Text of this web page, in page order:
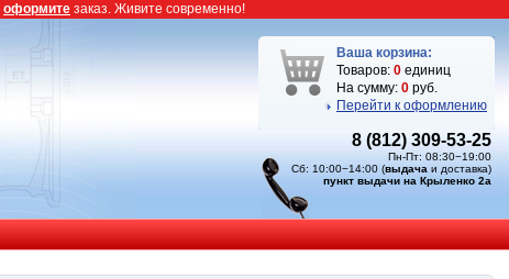
Ваша корзина:
Товаров: 0 единиц
На сумму: 0 руб.
Перейти к оформлению
8 (812) 309-53-25
Пн-Пт: 08:30−19:00
Сб: 10:00−14:00 (выдача и доставка)
пункт выдачи на Крыленко 2а
оформите заказ. Живите современно!